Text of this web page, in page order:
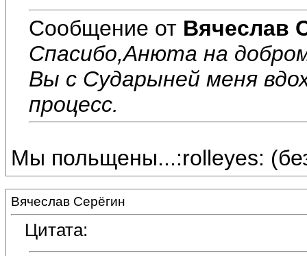
Сообщение от Вячеслав
Спасибо,Анюта на
Вы с Сударыней меня
процесс.
Мы польщены...:rolleyes:
Вячеслав Серёгин
Цитата: